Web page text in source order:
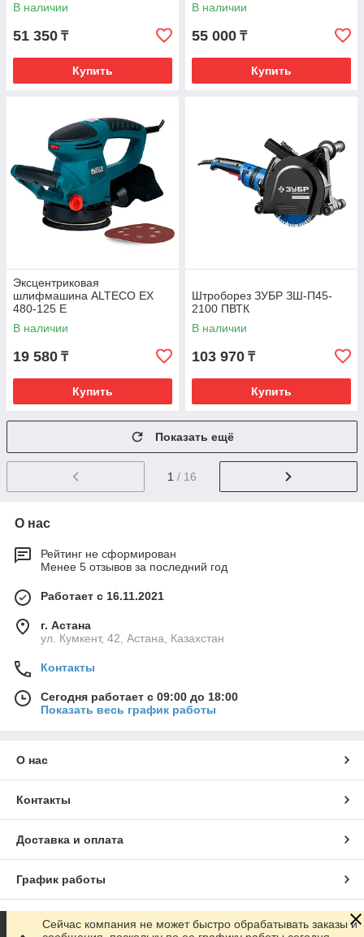
В наличии
51 350 ₸
Купить
В наличии
55 000 ₸
Купить
Эксцентриковая
шлифмашина ALTECO EX
480-125 E
В наличии
19 580 ₸
Купить
Штроборез ЗУБР ЗШ-П45-
2100 ПВТК
В наличии
103 970 ₸
Купить
Показать ещё
1 / 16
О нас
Рейтинг не сформирован
Менее 5 отзывов за последний год
Работает с 16.11.2021
г. Астана
ул. Кумкент, 42, Астана, Казахстан
Контакты
Сегодня работает с 09:00 до 18:00
Показать весь график работы
О нас
Контакты
Доставка и оплата
График работы
Полная версия сайта
Сейчас компания не может быстро обрабатывать заказы и